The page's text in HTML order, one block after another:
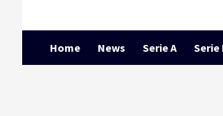
Home News Serie A Serie